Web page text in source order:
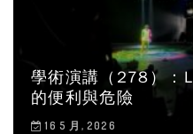
學術演講（278）：
的便利與危險
16 5 月, 2026